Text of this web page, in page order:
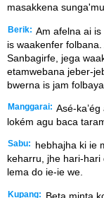
masakkena
Berik: Am afelna ai
is waakenfer
Sanbagirfe, jega
etamwebana jeber-
bwerna is jam
Manggarai: Asé-
lokém agu baca
Sabu:
hebhajha ki ie
keharru, jhe hari-
lema do ie-ie we.
Kupang: